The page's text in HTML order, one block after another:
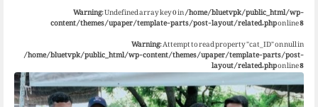
Warning: Undefined array key 0 in/home/bluetvpk/public_html/wp-
content/themes/upaper/template-parts/post-layout/related.phpon line8
Warning: Attempt to read property "cat_ID" on null in
/home/bluetvpk/public_html/wp-content/themes/upaper/template-parts/post-
layout/related.phpon line8